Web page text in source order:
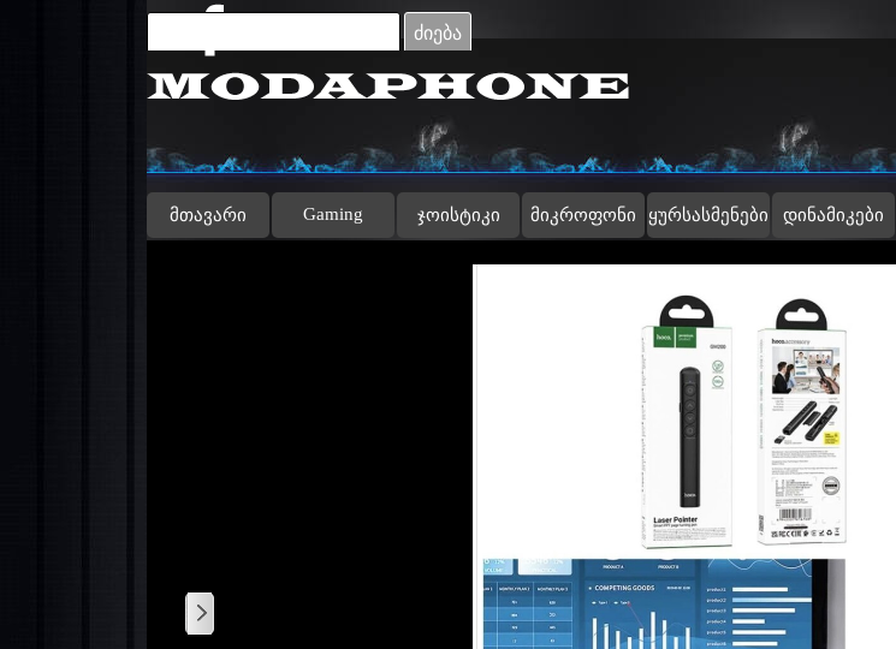
ძიება
Skip menu
მთავარი Gaming ჯოისტიკი მიკროფონი ყურსასმენები ▼
დინამიკები